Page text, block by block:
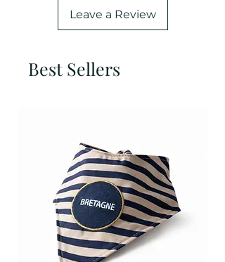
Leave a Review
Best Sellers